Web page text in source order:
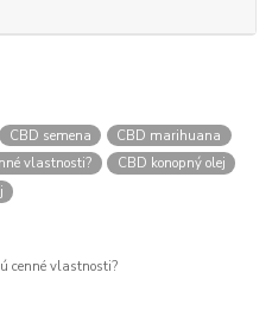
CBD semena
CBD marihuana
vlastnosti?
CBD konopný olej
cenné vlastnosti?